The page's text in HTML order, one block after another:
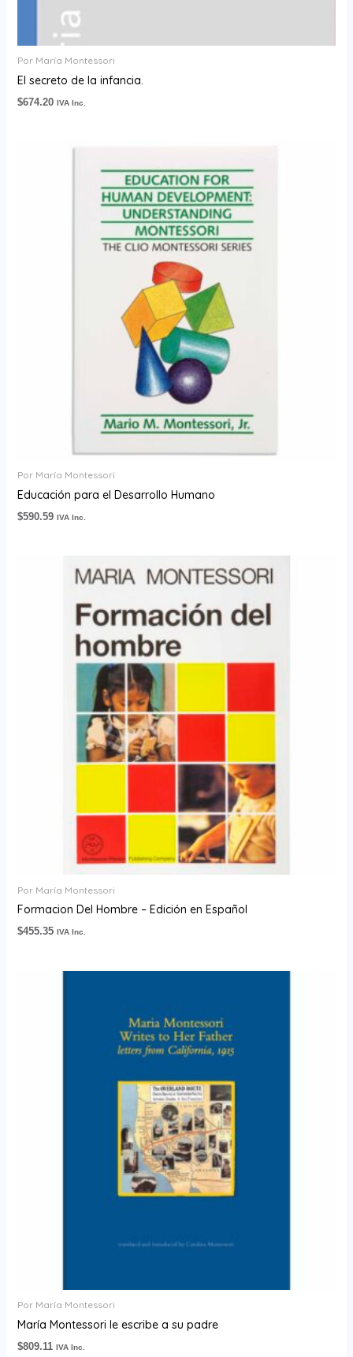
Por María Montessori
El secreto de la infancia.
$674.20 IVA Inc.
Por María Montessori
Educación para el Desarrollo Humano
$590.59 IVA Inc.
Por María Montessori
Formacion Del Hombre – Edición en Español
$455.35 IVA Inc.
Por María Montessori
María Montessori le escribe a su padre
$809.11 IVA Inc.